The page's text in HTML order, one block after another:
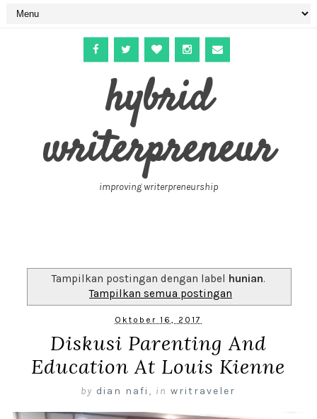
hybrid
writerpreneur
improving writerpreneurship
Tampilkan postingan dengan label hunian.
Tampilkan semua postingan
Oktober 16, 2017
Diskusi Parenting And
Education At Louis Kienne
by dian nafi , in writraveler